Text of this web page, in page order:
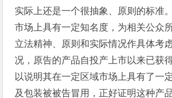
实际上还是一个很抽象、原则的标准
市场上具有一定知名度，为相关公众
立法精神、原则和实际情况作具体考
况，原告的产品自投产上市以来已获
以说明其在一定区域市场上具有了一
及包装被被告冒用，正好证明这种产